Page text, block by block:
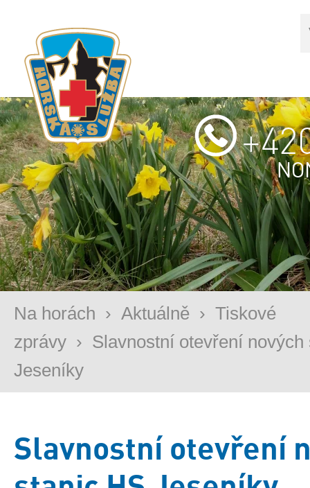
Na horách › Aktuálně › Tiskové
zprávy › Slavnostní otevření nových
Jeseníky
Slavnostní otevření